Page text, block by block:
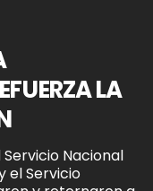
LA
Nacional
el Servicio